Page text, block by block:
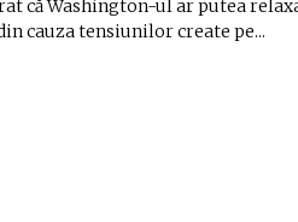
că Washington-ul ar putea
cauza tensiunilor create pe...